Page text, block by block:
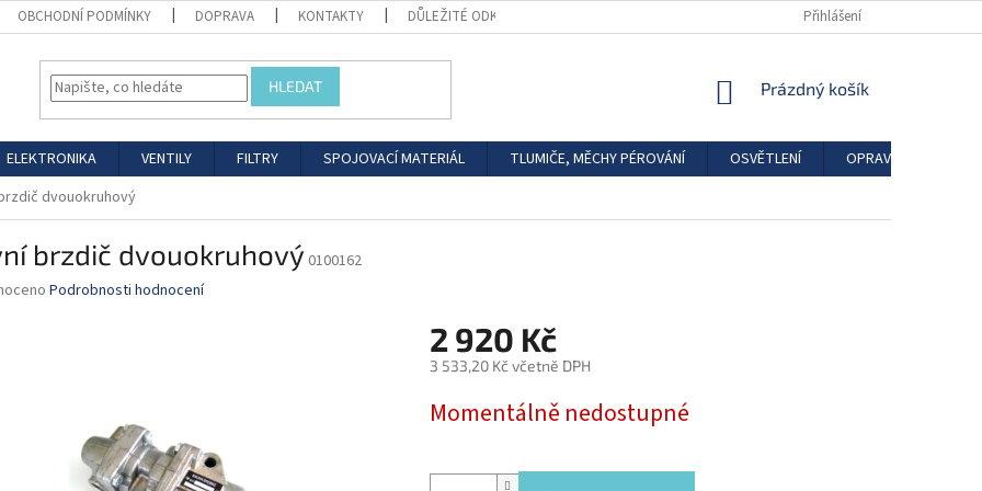
OBCHODNÍ PODMÍNKY DOPRAVA KONTAKTY DŮLEŽITÉ ODKAZY Přihlášení
HLEDAT
NÁKUPNÍ
Prázdný košík
ELEKTRONIKA VENTILY FILTRY SPOJOVACÍ MATERIÁL TLUMIČE, MĚCHY PÉROVÁNÍ OSVĚTLENÍ
OPRAVÁRENSKÉ
dvouokruhový
brzdič dvouokruhový 0100162
Podrobnosti hodnocení
2 920 Kč
3 533,20 Kč včetně DPH
cena:
Momentálně nedostupné